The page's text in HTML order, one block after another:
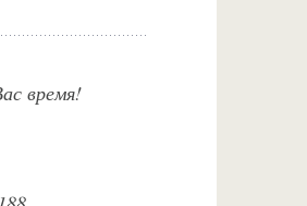
время!